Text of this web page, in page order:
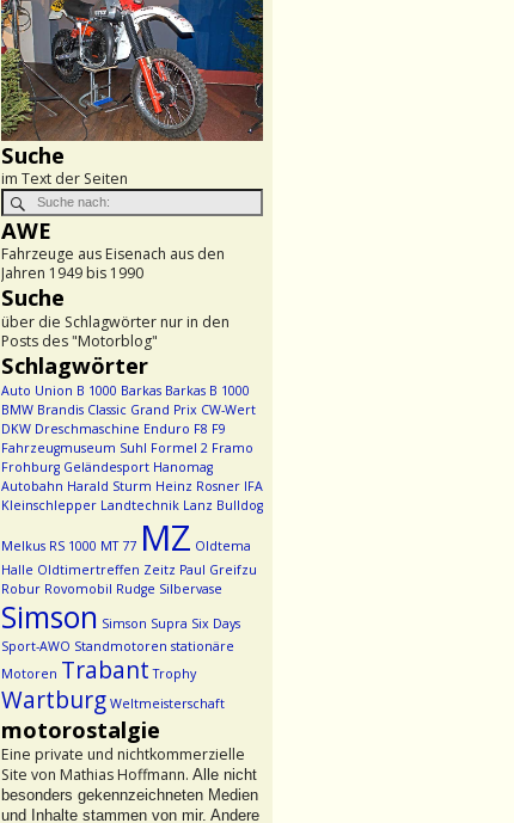
Suche
im Text der Seiten
AWE
Fahrzeuge aus Eisenach aus den
Jahren 1949 bis 1990
Suche
über die Schlagwörter nur in den
Posts des "Motorblog"
Schlagwörter
Auto Union B 1000 Barkas Barkas B 1000
BMW Brandis Classic Grand Prix CW-Wert
DKW Dreschmaschine Enduro F8 F9
Fahrzeugmuseum Suhl Formel 2 Framo
Frohburg Geländesport Hanomag
Autobahn Harald Sturm Heinz Rosner IFA
Kleinschlepper Landtechnik Lanz Bulldog
Melkus RS 1000 MT 77 MZ Oldtema
Halle Oldtimertreffen Zeitz Paul Greifzu
Robur Rovomobil Rudge Silbervase
Simson Simson Supra Six Days
Sport-AWO Standmotoren stationäre
Motoren Trabant Trophy
Wartburg Weltmeisterschaft
motorostalgie
Eine private und nichtkommerzielle
Site von Mathias Hoffmann. Alle nicht
besonders gekennzeichneten Medien
und Inhalte stammen von mir. Andere